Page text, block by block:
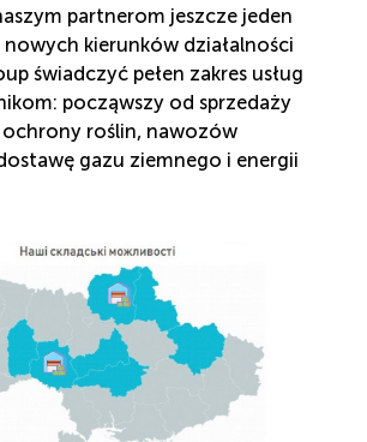
partnerom jeszcze jeden
kierunków działalności
świadczyć pełen zakres usług
począwszy od sprzedaży
roślin, nawozów
gazu ziemnego i energii